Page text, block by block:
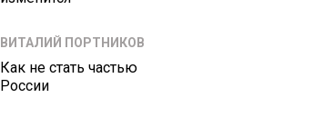
ВИТАЛИЙ ПОРТНИКОВ
Как не стать частью
России